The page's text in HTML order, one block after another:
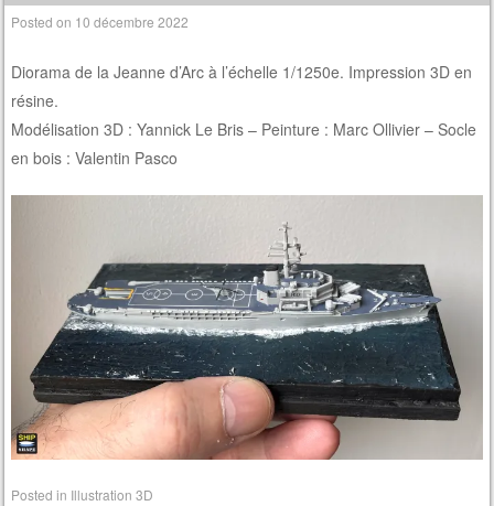
Posted on 10 décembre 2022
Diorama de la Jeanne d’Arc à l’échelle 1/1250e. Impression 3D en
résine.
Modélisation 3D : Yannick Le Bris – Peinture : Marc Ollivier – Socle
en bois : Valentin Pasco
Posted in Illustration 3D